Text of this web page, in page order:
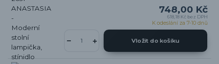
748,00 Kč
618,18 Kč bez DPH
K odeslání za 7-10 dnů
Vložit do košíku